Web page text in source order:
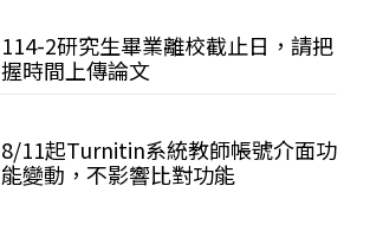
114-2研究生畢業離校截止日，請把
握時間上傳論文
8/11起Turnitin系統教師帳號介面功
能變動，不影響比對功能